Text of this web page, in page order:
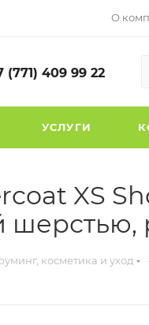
О
(771) 409 99 22
УСЛУГИ
XS
шерстью,
косметика и уход